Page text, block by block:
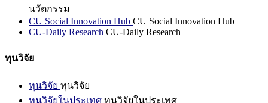
นวัตกรรม
CU Social Innovation Hub CU Social Innovation Hub
CU-Daily Research CU-Daily Research
ทุนวิจัย
ทุนวิจัย ทุนวิจัย
ทุนวิจัยในประเทศ ทุนวิจัยในประเทศ